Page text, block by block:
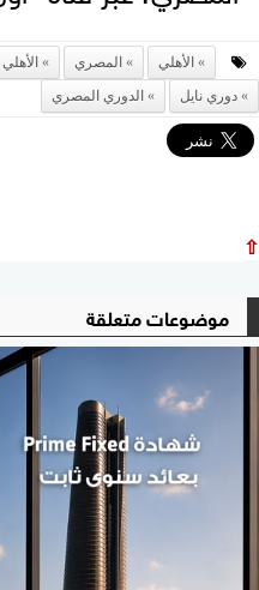
الأهلي المصري
دوري نايل
الدوري المصري
⇧
موضوعات متعلقة